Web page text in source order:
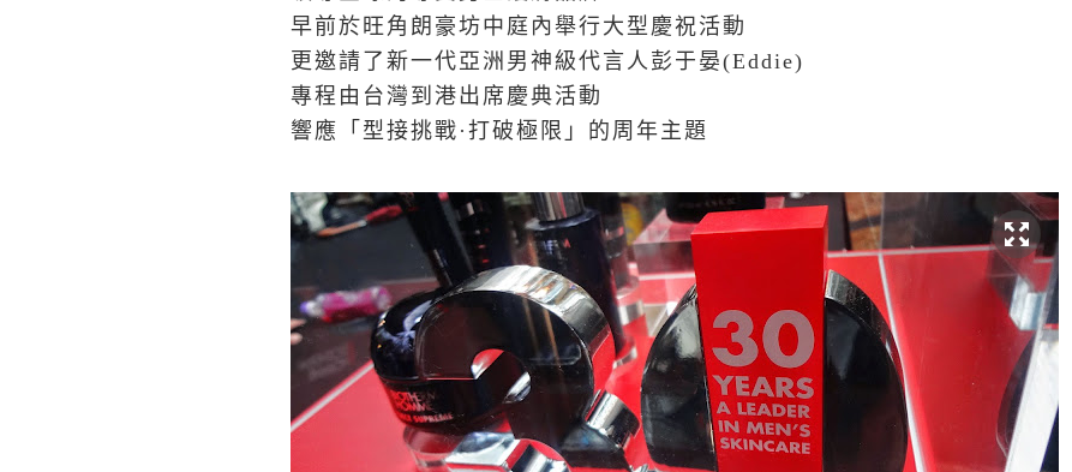
早前於旺角朗豪坊中庭內舉行大型慶祝活動
更邀請了新一代亞洲男神級代言人彭于晏(Eddie)
專程由台灣到港出席慶典活動
響應「型接挑戰·打破極限」的周年主題